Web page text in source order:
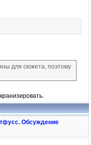
для сюжета, поэтому
Обсуждение